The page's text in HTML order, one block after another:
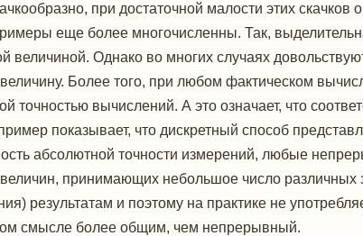
при достаточной малости этих
еще более многочисленны. Так,
величиной. Однако во многих случаях
Более того, при любом фактическом
точностью вычислений. А это означает, что
показывает, что дискретный способ
абсолютной точности измерений, любые
принимающих небольшое число различных
результатам и поэтому на практике не
смысле более общим, чем непрерывный.